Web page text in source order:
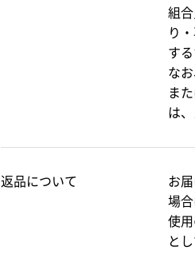
組
り
す
な
ま
は
返品について
お
場
使
と